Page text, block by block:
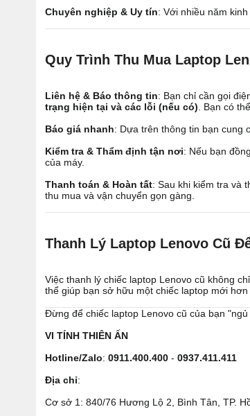
Chuyên nghiệp & Uy tín: Với nhiều năm
Quy Trình Thu Mua Laptop
Liên hệ & Báo thông tin: Bạn chỉ cần gọi
trạng hiện tại và các lỗi (nếu có) . Bạn có
Báo giá nhanh: Dựa trên thông tin bạn cung
Kiểm tra & Thẩm định tận nơi: Nếu bạn
của máy.
Thanh toán & Hoàn tất: Sau khi kiểm tra và
thu mua và vận chuyển gọn gàng.
Thanh Lý Laptop Lenovo Cũ
Việc thanh lý chiếc laptop Lenovo cũ không
thể giúp bạn sở hữu một chiếc laptop mới hơn
Đừng để chiếc laptop Lenovo cũ của bạn
VI TÍNH THIÊN ẤN
Hotline/Zalo: 0911.400.400 - 0937.411.411
Địa chỉ:
Cơ sở 1: 840/76 Hương Lộ 2, Bình Tân, TP.